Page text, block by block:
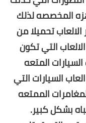
المخصصه لذلك
تحميلا من
التي تكون
المتعه
السياراتالتي
الممتعه
بشكل كبير.